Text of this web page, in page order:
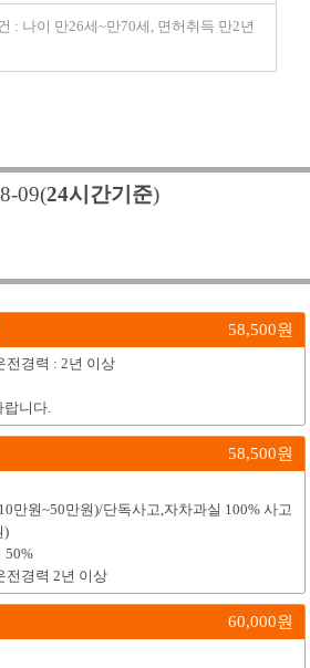
: 나이 만26세~만70세, 면허취득 만2년
09(24시간기준)
58,500원
전경력 : 2년 이상
랍니다.
58,500원
만원~50만원)/단독사고,자차과실 100% 사고
)
50%
전경력 2년 이상
60,000원